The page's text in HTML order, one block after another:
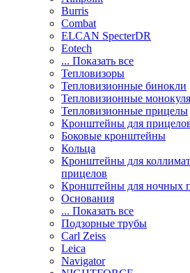
Burris
Combat
ELCAN SpecterDR
Eotech
... Показать все
Тепловизоры
Тепловизионные бинокли
Тепловизионные
Тепловизионные прицелы
Кронштейны для
Боковые кронштейны
Кольца
Кронштейны для
прицелов
Кронштейны для ночных
Основания
... Показать все
Подзорные трубы
Carl Zeiss
Leica
Navigator